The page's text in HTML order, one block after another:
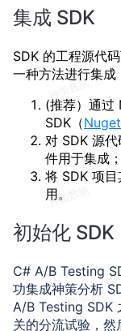
集成 SDK
SDK 的工程源代
一种方法进行集成
(推荐）通过
SDK（
对 SDK 源
件用于集成；
将 SDK 项
用。
初始化 SDK
C# A/B Testing
功集成神策分析
A/B Testing SDK
关的分流试验，然